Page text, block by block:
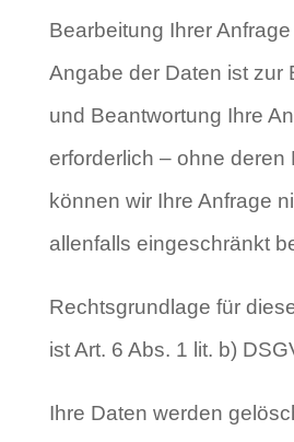
Bearbeitung Ihrer
Angabe der Daten ist zur
und Beantwortung Ihre
erforderlich – ohne deren
können wir Ihre Anfrage
allenfalls eingeschränkt
Rechtsgrundlage für
ist Art. 6 Abs. 1 lit. b)
Ihre Daten werden